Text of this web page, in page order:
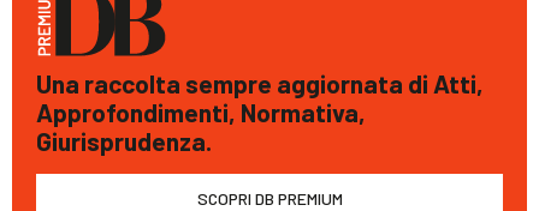
Una raccolta sempre aggiornata di Atti,
Approfondimenti, Normativa,
Giurisprudenza.
SCOPRI DB PREMIUM